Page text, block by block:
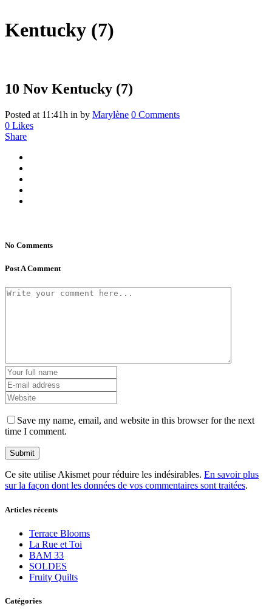
Kentucky (7)
10 Nov Kentucky (7)
Posted at 11:41h in by Marylène 0 Comments
0 Likes
Share
No Comments
Post A Comment
Save my name, email, and website in this browser for the next
time I comment.
Ce site utilise Akismet pour réduire les indésirables. En savoir plus
sur la façon dont les données de vos commentaires sont traitées.
Articles récents
Terrace Blooms
La Rue et Toi
BAM 33
SOLDES
Fruity Quilts
Catégories